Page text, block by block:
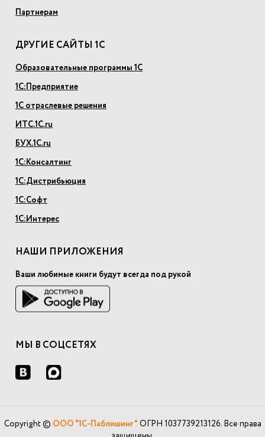
Партнерам
ДРУГИЕ САЙТЫ 1С
Образовательные программы 1С
1С:Предприятие
1С отраслевые решения
ИТС.1С.ru
БУХ.1С.ru
1С:Консалтинг
1С:Дистрибьюция
1С:Софт
1С:Интерес
НАШИ ПРИЛОЖЕНИЯ
Ваши любимые книги будут всегда под рукой
МЫ В СОЦСЕТЯХ
Copyright © ООО "1С-Паблишинг" ОГРН 1037739213126. Все права